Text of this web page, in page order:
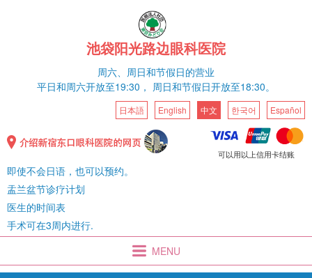
池袋阳光路边眼科医院
周六、 周日和节假日的营业
平日和周六开放至19:30， 周日和节假日开放至18:30。
日本語 English 中文 한국어 Español
可以用以上信用卡结账
即使不会日语，也可以预约。
盂兰盆节诊疗计划
医生的时间表
手术可在3周内进行.
MENU